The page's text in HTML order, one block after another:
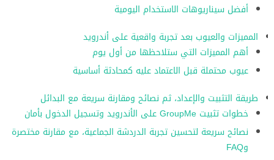
أفضل سيناريوهات الاستخدام اليومية
المميزات والعيوب بعد تجربة واقعية على أندرويد
أهم المميزات التي ستلاحظها من أول يوم
عيوب محتملة قبل الاعتماد عليه كمحادثة أساسية
طريقة التثبيت والإعداد، ثم نصائح ومقارنة سريعة مع البدائل
خطوات تثبيت GroupMe على الأندرويد وتسجيل الدخول بأمان
نصائح سريعة لتحسين تجربة الدردشة الجماعية، مع مقارنة مختصرة
وFAQ